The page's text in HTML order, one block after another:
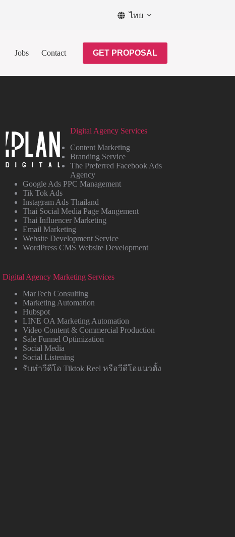
ไทย
Jobs Contact GET PROPOSAL
Digital Agency Services
Content Marketing
Branding Service
The Preferred Facebook Ads
Agency
Google Ads PPC Management
Tik Tok Ads
Instagram Ads Thailand
Thai Social Media Page Mangement
Thai Influencer Marketing
Email Marketing
Website Development Service
WordPress CMS Website Development
Digital Agency Marketing Services
MarTech Consulting
Marketing Automation
Hubspot
LINE OA Marketing Automation
Video Content & Commercial Production
Sale Funnel Optimization
Social Media
Social Listening
รับทำวีดีโอ Tiktok Reel หรือวีดีโอแนวตั้ง